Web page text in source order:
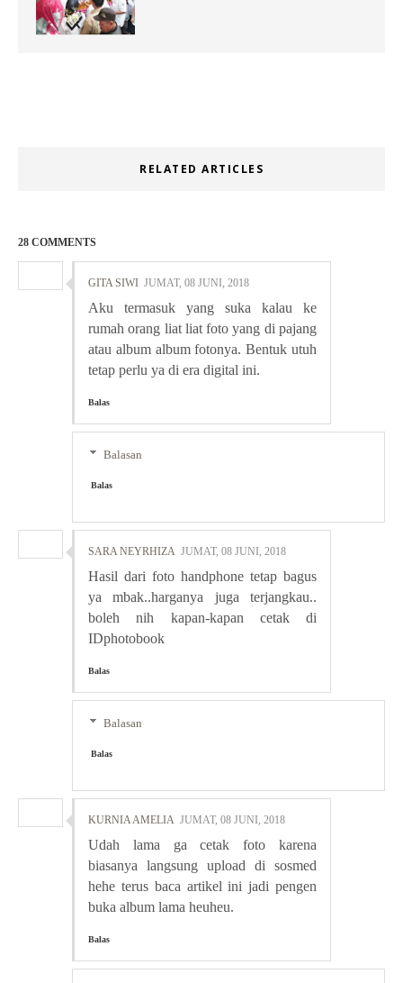
RELATED ARTICLES
28 COMMENTS
GITA SIWI JUMAT, 08 JUNI, 2018
Aku termasuk yang suka kalau ke
rumah orang liat liat foto yang di pajang
atau album album fotonya. Bentuk utuh
tetap perlu ya di era digital ini.
Balas
Balasan
Balas
SARA NEYRHIZA JUMAT, 08 JUNI, 2018
Hasil dari foto handphone tetap bagus
ya mbak..harganya juga terjangkau..
boleh nih kapan-kapan cetak di
IDphotobook
Balas
Balasan
Balas
KURNIA AMELIA JUMAT, 08 JUNI, 2018
Udah lama ga cetak foto karena
biasanya langsung upload di sosmed
hehe terus baca artikel ini jadi pengen
buka album lama heuheu.
Balas